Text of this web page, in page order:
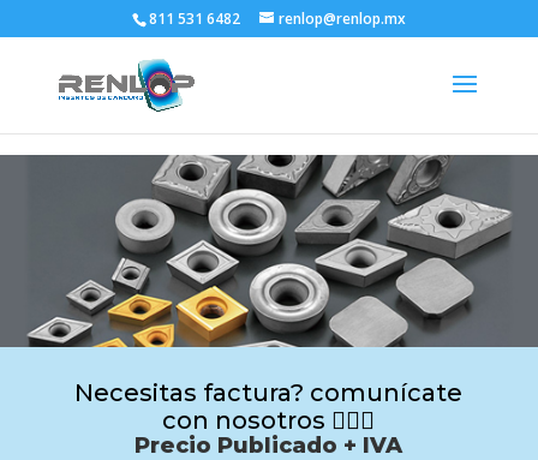
811 531 6482 renlop@renlop.mx
Necesitas factura? comunícate
con nosotros 🙋🏻‍♂️
Precio Publicado + IVA